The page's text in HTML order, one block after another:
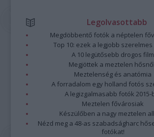
Legolvasottabb
Megdöbbentő fotók a néptelen
Top 10: ezek a legjobb
A 10 legütősebb drogos film
Megjöttek a meztelen
Meztelenség és anatómia
A forradalom egy holland fotós
A legizgalmasabb fotók 2015-
Meztelen fővárosiak
Készülőben a nagy meztelen
Nézd meg a 48-as szabadságharc
fotókat!